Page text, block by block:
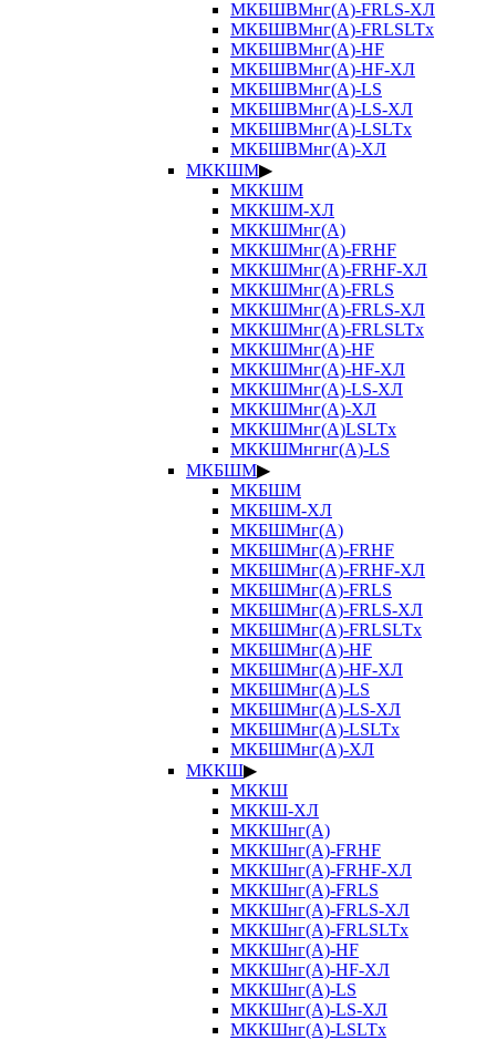
МКБШВМнг(А)-FRLS-ХЛ
МКБШВМнг(А)-FRLSLTx
МКБШВМнг(А)-HF
МКБШВМнг(А)-HF-ХЛ
МКБШВМнг(А)-LS
МКБШВМнг(А)-LS-ХЛ
МКБШВМнг(А)-LSLTx
МКБШВМнг(А)-ХЛ
МККШМ▶
МККШМ
МККШМ-ХЛ
МККШМнг(А)
МККШМнг(А)-FRHF
МККШМнг(А)-FRHF-ХЛ
МККШМнг(А)-FRLS
МККШМнг(А)-FRLS-ХЛ
МККШМнг(А)-FRLSLTx
МККШМнг(А)-HF
МККШМнг(А)-HF-ХЛ
МККШМнг(А)-LS-ХЛ
МККШМнг(А)-ХЛ
МККШМнг(А)LSLTx
МККШМнгнг(А)-LS
МКБШМ▶
МКБШМ
МКБШМ-ХЛ
МКБШМнг(А)
МКБШМнг(А)-FRHF
МКБШМнг(А)-FRHF-ХЛ
МКБШМнг(А)-FRLS
МКБШМнг(А)-FRLS-ХЛ
МКБШМнг(А)-FRLSLTx
МКБШМнг(А)-HF
МКБШМнг(А)-HF-ХЛ
МКБШМнг(А)-LS
МКБШМнг(А)-LS-ХЛ
МКБШМнг(А)-LSLTx
МКБШМнг(А)-ХЛ
МККШ▶
МККШ
МККШ-ХЛ
МККШнг(А)
МККШнг(А)-FRHF
МККШнг(А)-FRHF-ХЛ
МККШнг(А)-FRLS
МККШнг(А)-FRLS-ХЛ
МККШнг(А)-FRLSLTx
МККШнг(А)-HF
МККШнг(А)-HF-ХЛ
МККШнг(А)-LS
МККШнг(А)-LS-ХЛ
МККШнг(А)-LSLTx